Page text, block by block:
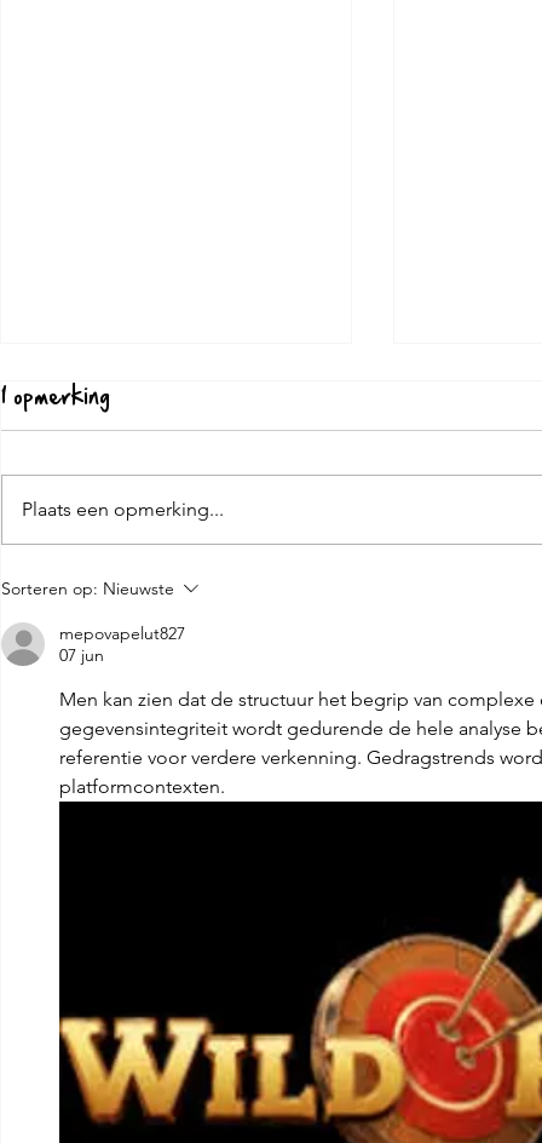
Don Giovanni 7 stelle Don
1 opmerking
Plaats een opmerking...
Sorteren op: Nieuwste
mepovapelut827
07 jun
Men kan zien dat de structuur het begrip van
gegevensintegriteit wordt gedurende de hele analyse
referentie voor verdere verkenning. Gedragstrends
platformcontexten.